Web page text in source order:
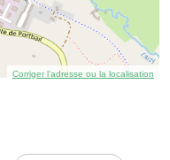
Corriger l’adresse ou la localisation